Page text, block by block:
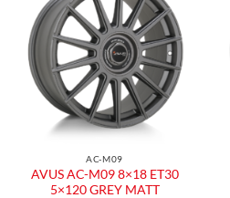
Aggiungi
alla lista
dei
desideri
AC-M09
AVUS AC-M09 8×18 ET30
5×120 GREY MATT